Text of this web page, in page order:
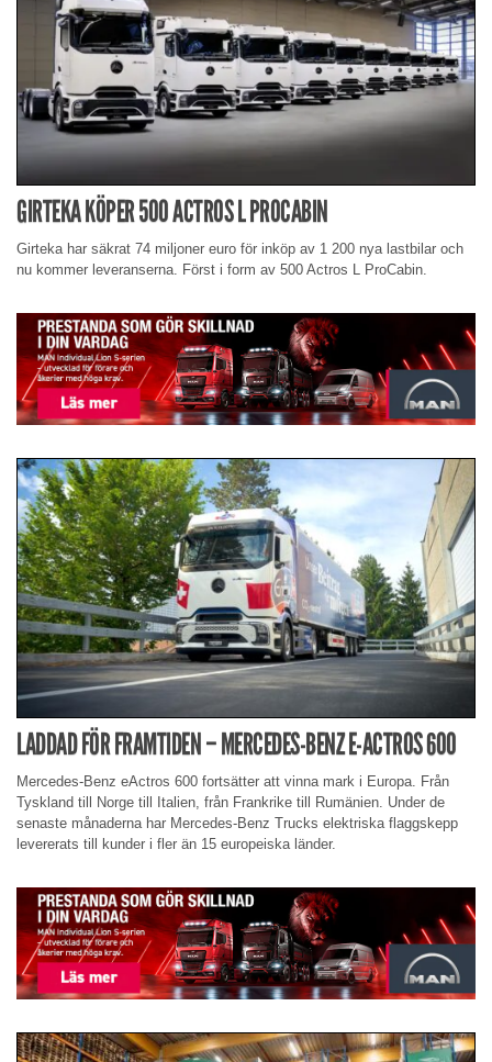
GIRTEKA KÖPER 500 ACTROS L PROCABIN
Girteka har säkrat 74 miljoner euro för inköp av 1 200 nya lastbilar och
nu kommer leveranserna. Först i form av 500 Actros L ProCabin.
LADDAD FÖR FRAMTIDEN – MERCEDES-BENZ E-ACTROS 600
Mercedes-Benz eActros 600 fortsätter att vinna mark i Europa. Från
Tyskland till Norge till Italien, från Frankrike till Rumänien. Under de
senaste månaderna har Mercedes-Benz Trucks elektriska flaggskepp
levererats till kunder i fler än 15 europeiska länder.